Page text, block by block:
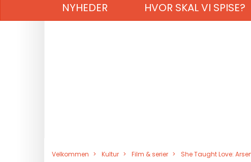
NYHEDER HVOR SKAL VI SPISE?
Velkommen Kultur Film & serier She Taught Love: